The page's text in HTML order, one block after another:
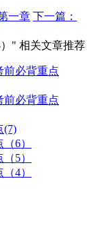
一章 下一篇：
" 相关文章推荐
前必背重点
前必背重点
(7)
6）
5）
4）